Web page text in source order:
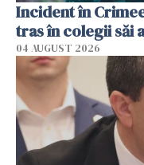
Incident în
tras în colegii săi
04 AUGUST 2026